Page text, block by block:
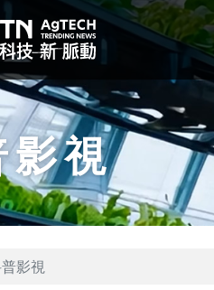
影視
影視